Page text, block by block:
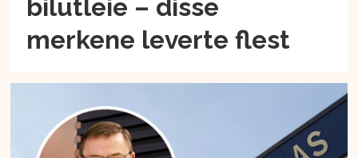
bilutleie – disse
merkene leverte flest